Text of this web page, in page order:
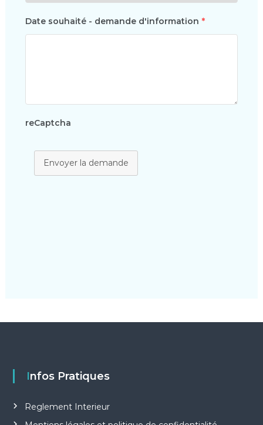
Date souhaité - demande d'information *
reCaptcha
Envoyer la demande
Infos Pratiques
Reglement Interieur